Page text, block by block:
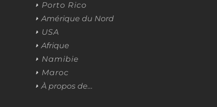
Porto Rico
Amérique du Nord
USA
Afrique
Namibie
Maroc
À propos de…